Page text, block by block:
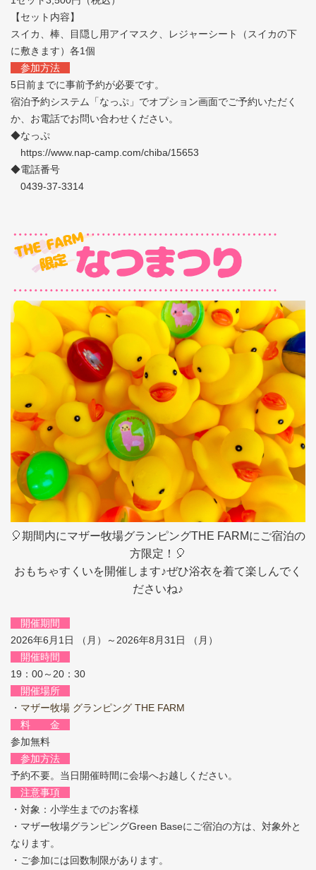
【セット内容】
スイカ、棒、目隠し用アイマスク、レジャーシート（スイカの下
に敷きます）各1個
参加方法
5日前までに事前予約が必要です。
宿泊予約システム「なっぷ」でオプション画面でご予約いただく
か、お電話でお問い合わせください。
◆なっぷ
https://www.nap-camp.com/chiba/15653
◆電話番号
0439-37-3314
🎈期間内にマザー牧場グランピングTHE FARMにご宿泊の
方限定！🎈
おもちゃすくいを開催します♪ぜひ浴衣を着て楽しんでく
ださいね♪
開催期間
2026年6月1日 （月）～2026年8月31日 （月）
開催時間
19：00～20：30
開催場所
・ マザー牧場 グランピング THE FARM
料 金
参加無料
参加方法
予約不要。当日開催時間に会場へお越しください。
注意事項
・対象：小学生までのお客様
・マザー牧場グランピングGreen Baseにご宿泊の方は、対象外と
なります。
・ご参加には回数制限があります。